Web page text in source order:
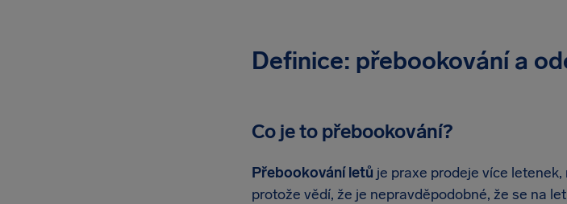
Definice: přebookování a
Co je to přebookování?
Přebookování letů je praxe prodeje více
protože vědí, že je nepravděpodobné, že se na